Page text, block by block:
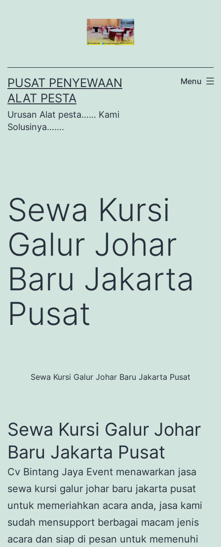
PUSAT PENYEWAAN
ALAT PESTA
Urusan Alat pesta…… Kami
Solusinya…….
Menu
Sewa Kursi
Galur Johar
Baru Jakarta
Pusat
Sewa Kursi Galur Johar Baru Jakarta Pusat
Sewa Kursi Galur Johar
Baru Jakarta Pusat
Cv Bintang Jaya Event menawarkan jasa
sewa kursi galur johar baru jakarta pusat
untuk memeriahkan acara anda, jasa kami
sudah mensupport berbagai macam jenis
acara dan siap di pesan untuk memenuhi